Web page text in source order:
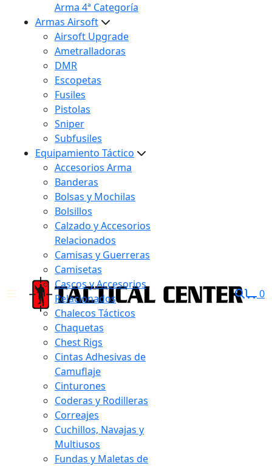
Arma 4ª Categoría
Armas Airsoft
Airsoft Upgrade
Ametralladoras
DMR
Escopetas
Fusiles
Pistolas
Sniper
Subfusiles
Equipamiento Táctico
Accesorios Arma
Banderas
Bolsas y Mochilas
Bolsillos
Calzado y Accesorios
Relacionados
Camisas y Guerreras
Camisetas
Cascos y Accesorios
Relacionados
Chalecos Tácticos
Chaquetas
Chest Rigs
Cintas Adhesivas de
Camuflaje
Cinturones
Coderas y Rodilleras
Correajes
Cuchillos, Navajas y
Multiusos
Fundas y Maletas de
0